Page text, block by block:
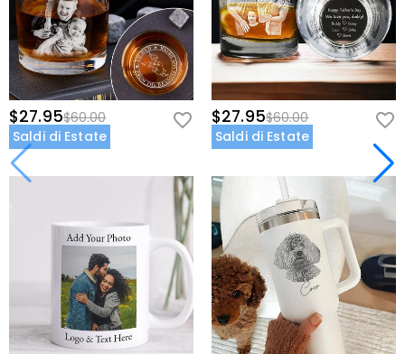
$27.95$60.00
Saldi di Estate
$27.95$60.00
Saldi di Estate